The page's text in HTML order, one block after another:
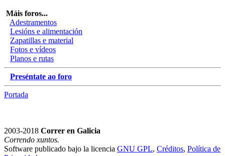
Máis foros...
Adestramentos
Lesións e alimentación
Zapatillas e material
Fotos e vídeos
Planos e rutas
Preséntate ao foro
Portada
2003-2018 Correr en Galicia
Correndo xuntos.
Software publicado bajo la licencia GNU GPL, Créditos, Política de